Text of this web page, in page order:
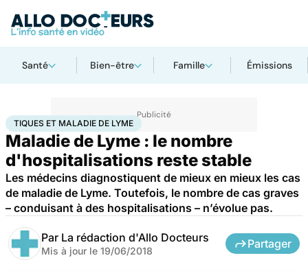
Santé Bien-être Famille Émissions
AccueilSantéTiques et Maladie de Lyme
TIQUES ET MALADIE DE LYME
Maladie de Lyme : le nombre
d'hospitalisations reste stable
Les médecins diagnostiquent de mieux en mieux les cas
de maladie de Lyme. Toutefois, le nombre de cas graves
– conduisant à des hospitalisations – n’évolue pas.
Par La rédaction d'Allo Docteurs
Mis à jour le 19/06/2018
Partager